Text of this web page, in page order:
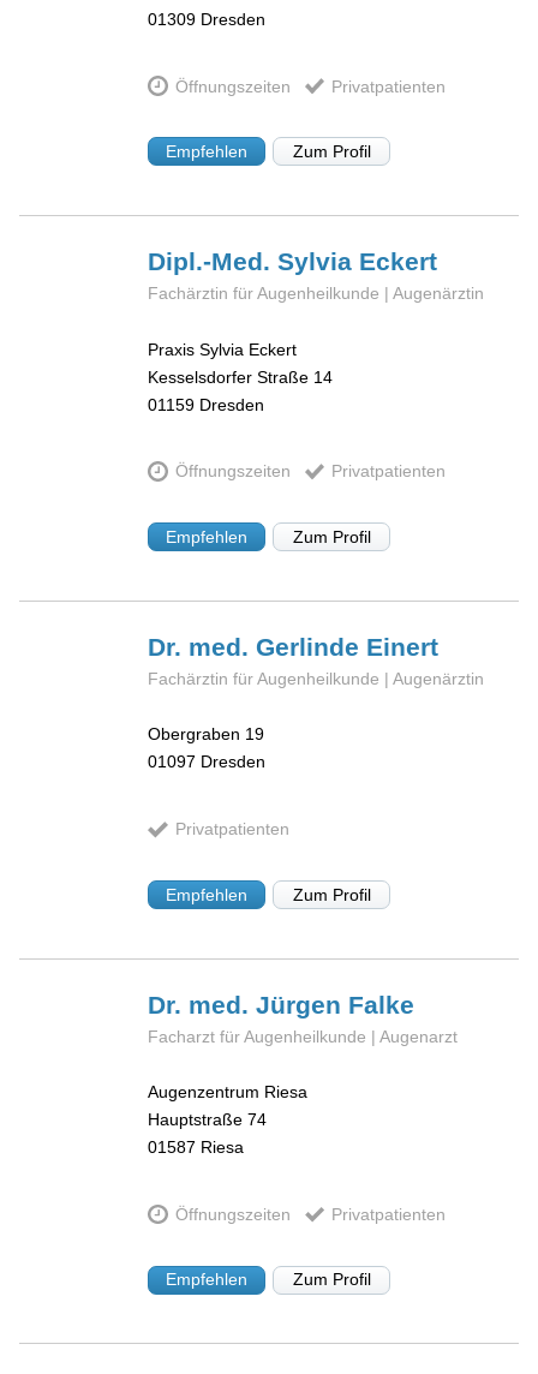
01309 Dresden
Öffnungszeiten Privatpatienten
Empfehlen Zum Profil
Dipl.-Med. Sylvia Eckert
Fachärztin für Augenheilkunde | Augenärztin
Praxis Sylvia Eckert
Kesselsdorfer Straße 14
01159 Dresden
Öffnungszeiten Privatpatienten
Empfehlen Zum Profil
Dr. med. Gerlinde Einert
Fachärztin für Augenheilkunde | Augenärztin
Obergraben 19
01097 Dresden
Privatpatienten
Empfehlen Zum Profil
Dr. med. Jürgen Falke
Facharzt für Augenheilkunde | Augenarzt
Augenzentrum Riesa
Hauptstraße 74
01587 Riesa
Öffnungszeiten Privatpatienten
Empfehlen Zum Profil